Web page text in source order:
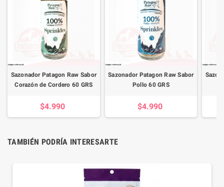
Sazonador Patagon Raw Sabor
Corazón de Cordero 60 GRS
$4.990
Sazonador Patagon Raw Sabor
Pollo 60 GRS
$4.990
TAMBIÉN PODRÍA INTERESARTE